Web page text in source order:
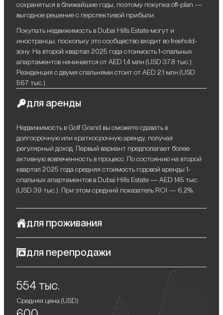
554 тыс.
Средняя цена (USD)
сохраняться в ближайшие годы, поэтому покупка off-plan —
выгодное решение с перспективой прибыли.
Покупать недвижимость в Dubai Hills Estate могут и
иностранцы, поскольку это сообщество входит во freehold-
зону. На второй квартал 2025 года стоимость 1-спальных
апартаментов начинается от AED 1,4 млн (USD 378 тыс.).
Резиденция с двумя спальнями стоит от AED 2,1 млн (USD
567 тыс.).
для аренды
Недвижимость в Golf Grand вы сможете сдавать в
долгосрочную или краткосрочную аренду, получая
регулярный доход. Первый вариант предполагает более
активную вовлеченность в процесс. По состоянию на второй
квартал 2025 года средняя стоимость годовой аренды 1-
спальных апартаментов в Dubai Hills Estate — AED 145 тыс.
(USD 39 тыс.). При этом средний показатель ROI — 6,2%.
для проживания
природной эстетики, натуральных оттенков и премиального
Estate в шаговой доступности от гольф-клуба, детского сада,
престижных школ и крупной больницы. Поблизости есть
парк, магазины продуктов, широкий выбор кафе и
ресторанов. В комьюнити есть Dubai Hills Mall, самый
для перепродажи
После завершения строительства вы сможете выгодно
перепродать свою недвижимость, получив потенциально
высокую прибыль. При перепродаже off-plan недвижимости
минимальная прибыль — 10-15%. Например, только за 2024